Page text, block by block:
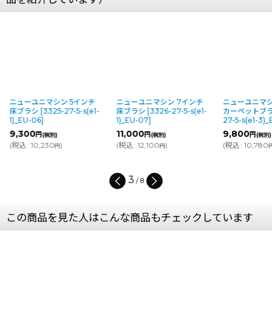
ニューユニマシン 5インチ
床ブラシ [3325-27-5-s(e1-
1)_EU-06]
9,300円(税別)
(税込: 10,230円)
ニューユニマシン 7インチ
床ブラシ [3326-27-5-s(e1-
1)_EU-07]
11,000円(税別)
(税込: 12,100円)
ニューユニマ
カーペットブ
27-5-s(e1-
9,800円(税別)
(税込: 10,780
3 / 8
この商品を見た人はこんな商品もチェックしています